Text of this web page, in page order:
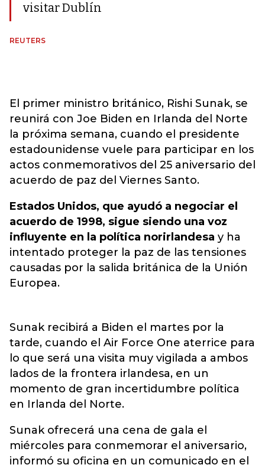
visitar Dublín
REUTERS
El primer ministro británico, Rishi Sunak, se
reunirá con Joe Biden en Irlanda del Norte
la próxima semana, cuando el presidente
estadounidense vuele para participar en los
actos conmemorativos del 25 aniversario del
acuerdo de paz del Viernes Santo.
Estados Unidos, que ayudó a negociar el
acuerdo de 1998, sigue siendo una voz
influyente en la política norirlandesa y ha
intentado proteger la paz de las tensiones
causadas por la salida británica de la Unión
Europea.
Sunak recibirá a Biden el martes por la
tarde, cuando el Air Force One aterrice para
lo que será una visita muy vigilada a ambos
lados de la frontera irlandesa, en un
momento de gran incertidumbre política
en Irlanda del Norte.
Sunak ofrecerá una cena de gala el
miércoles para conmemorar el aniversario,
informó su oficina en un comunicado en el